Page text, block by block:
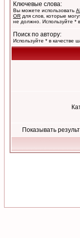
Ключевые слова:
Вы можете использовать
OR для слов, которые
не должно. Используйте *
Поиск по автору:
Используйте * в качестве
Показывать